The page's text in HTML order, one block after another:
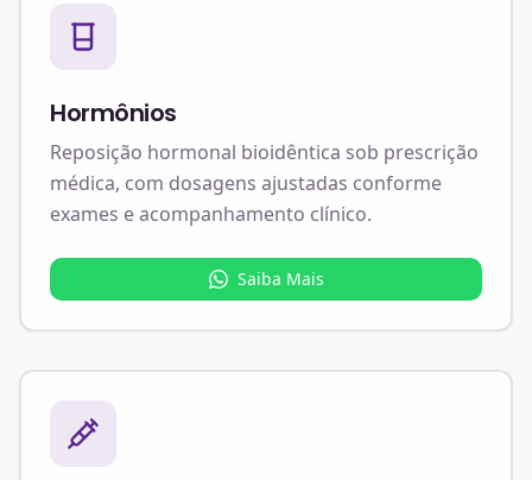
Hormônios
Reposição hormonal bioidêntica sob prescrição
médica, com dosagens ajustadas conforme
exames e acompanhamento clínico.
Saiba Mais